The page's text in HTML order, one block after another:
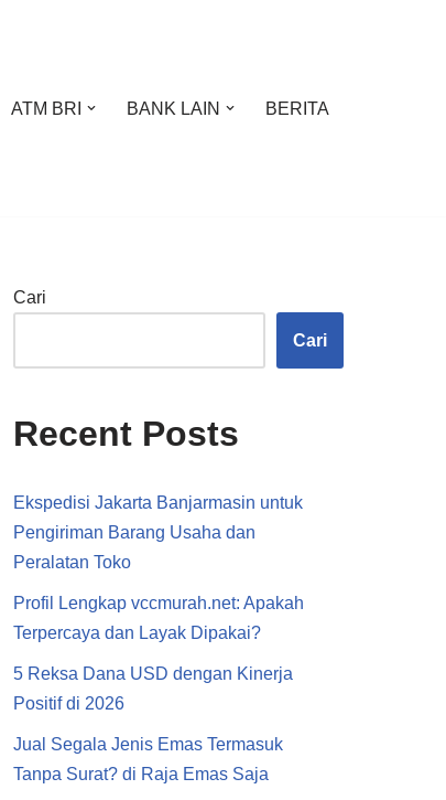
ATM BRI BANK LAIN BERITA
Cari
Cari
Recent Posts
Ekspedisi Jakarta Banjarmasin untuk
Pengiriman Barang Usaha dan
Peralatan Toko
Profil Lengkap vccmurah.net: Apakah
Terpercaya dan Layak Dipakai?
5 Reksa Dana USD dengan Kinerja
Positif di 2026
Jual Segala Jenis Emas Termasuk
Tanpa Surat? di Raja Emas Saja